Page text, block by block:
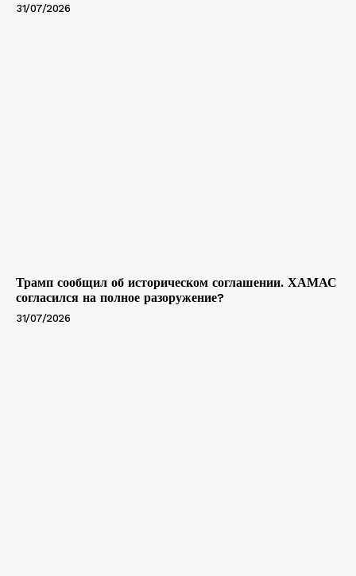
31/07/2026
Трамп сообщил об историческом соглашении. ХАМАС
согласился на полное разоружение?
31/07/2026